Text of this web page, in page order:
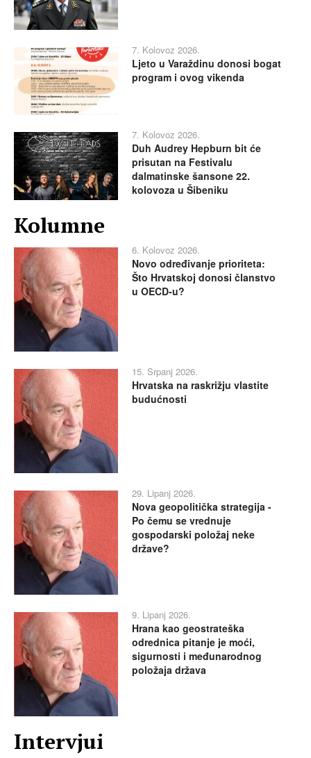
7. Kolovoz 2026.
Ljeto u Varaždinu donosi bogat
program i ovog vikenda
7. Kolovoz 2026.
Duh Audrey Hepburn bit će
prisutan na Festivalu
dalmatinske šansone 22.
kolovoza u Šibeniku
Kolumne
6. Kolovoz 2026.
Novo određivanje prioriteta:
Što Hrvatskoj donosi članstvo
u OECD-u?
15. Srpanj 2026.
Hrvatska na raskrižju vlastite
budućnosti
29. Lipanj 2026.
Nova geopolitička strategija -
Po čemu se vrednuje
gospodarski položaj neke
države?
9. Lipanj 2026.
Hrana kao geostrateška
odrednica pitanje je moći,
sigurnosti i međunarodnog
položaja država
Intervjui